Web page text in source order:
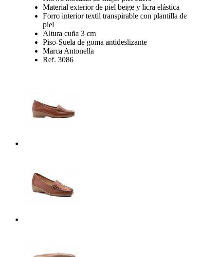
Material exterior de piel beige y licra elástica
Forro interior textil transpirable con plantilla de
piel
Altura cuña 3 cm
Piso-Suela de goma antideslizante
Marca Antonella
Ref. 3086